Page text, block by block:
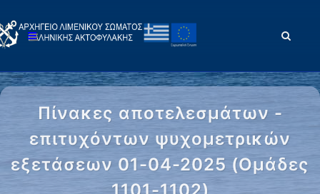
Πίνακες αποτελεσμάτων -
επιτυχόντων ψυχομετρικών
εξετάσεων 01-04-2025 (Ομάδες